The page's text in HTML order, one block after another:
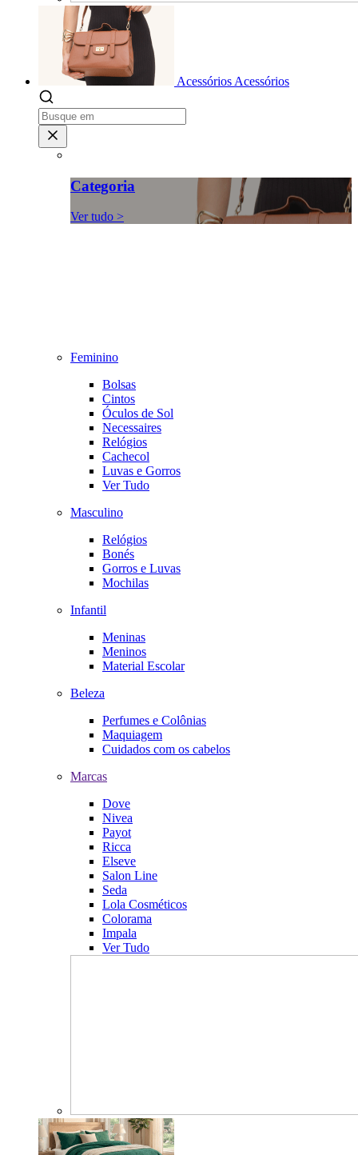
Acessórios Acessórios
Categoria
Ver tudo >
Feminino
Bolsas
Cintos
Óculos de Sol
Necessaires
Relógios
Cachecol
Luvas e Gorros
Ver Tudo
Masculino
Relógios
Bonés
Gorros e Luvas
Mochilas
Infantil
Meninas
Meninos
Material Escolar
Beleza
Perfumes e Colônias
Maquiagem
Cuidados com os cabelos
Marcas
Dove
Nivea
Payot
Ricca
Elseve
Salon Line
Seda
Lola Cosméticos
Colorama
Impala
Ver Tudo